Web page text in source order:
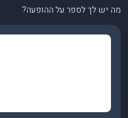
מה יש לך לספר על ההופעה?